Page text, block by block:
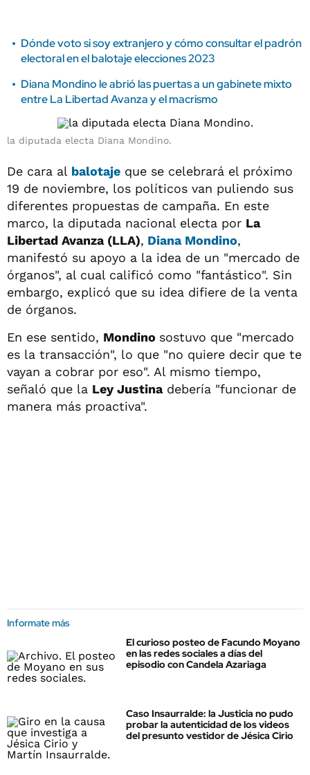
Dónde voto si soy extranjero y cómo consultar el padrón
electoral en el balotaje elecciones 2023
Diana Mondino le abrió las puertas a un gabinete mixto
entre La Libertad Avanza y el macrismo
la diputada electa Diana Mondino.
De cara al balotaje que se celebrará el próximo
19 de noviembre, los políticos van puliendo sus
diferentes propuestas de campaña. En este
marco, la diputada nacional electa por La
Libertad Avanza (LLA), Diana Mondino,
manifestó su apoyo a la idea de un "mercado de
órganos", al cual calificó como "fantástico". Sin
embargo, explicó que su idea difiere de la venta
de órganos.
En ese sentido, Mondino sostuvo que "mercado
es la transacción", lo que "no quiere decir que te
vayan a cobrar por eso". Al mismo tiempo,
señaló que la Ley Justinadebería "funcionar de
manera más proactiva".
Informate más
El curioso posteo de Facundo Moyano
en las redes sociales a días del
episodio con Candela Azariaga
Caso Insaurralde: la Justicia no pudo
probar la autenticidad de los videos
del presunto vestidor de Jésica Cirio